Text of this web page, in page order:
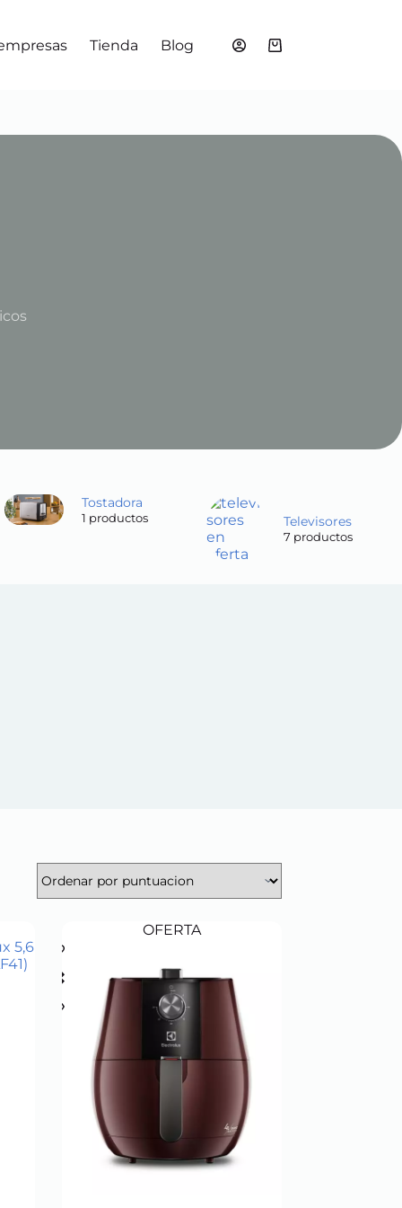
Tienda Blog
Shopping
Tostadora
1 productos Televisores
7 productos
OFERTA